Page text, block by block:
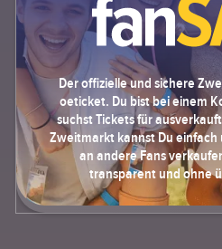
Der offizielle und sichere
oeticket. Du bist bei einem
suchst Tickets für
Zweitmarkt kannst Du einfach
an andere Fans
transparent und ohne